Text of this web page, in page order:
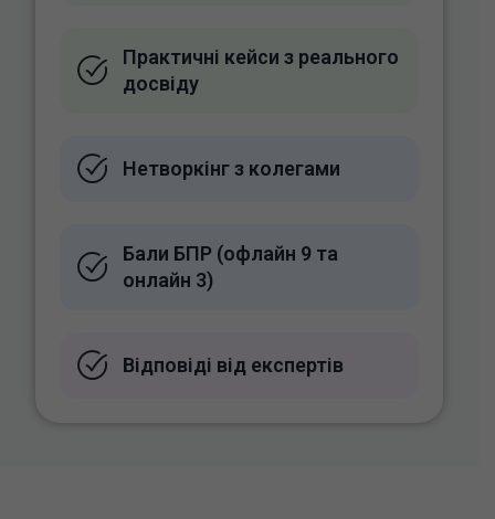
Практичні кейси з реального
досвіду
Нетворкінг з колегами
Бали БПР (офлайн 9 та
онлайн 3)
Відповіді від експертів